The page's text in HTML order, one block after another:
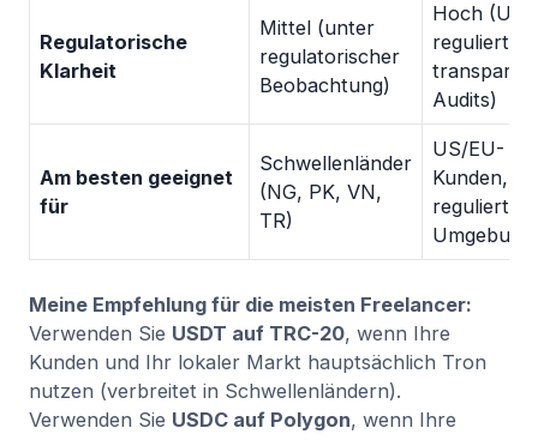
Regulatorische
Klarheit
Mittel (unter
regulatorischer
Beobachtung)
Hoch (US-
reguliert,
Audits)
Am besten geeignet
für
Schwellenländer
(NG, PK, VN,
TR)
US/EU-
Kunden,
regulierte
Meine Empfehlung für die meisten Freelancer:
Verwenden Sie USDT auf TRC-20, wenn Ihre
Kunden und Ihr lokaler Markt hauptsächlich Tron
nutzen (verbreitet in Schwellenländern).
Verwenden Sie USDC auf Polygon, wenn Ihre